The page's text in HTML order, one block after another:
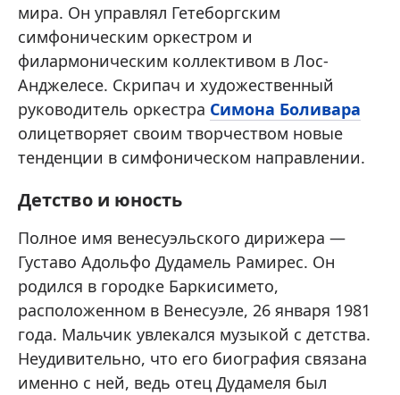
мира. Он управлял Гетеборгским
симфоническим оркестром и
филармоническим коллективом в Лос-
Анджелесе. Скрипач и художественный
руководитель оркестра Симона Боливара
олицетворяет своим творчеством новые
тенденции в симфоническом направлении.
Детство и юность
Полное имя венесуэльского дирижера —
Густаво Адольфо Дудамель Рамирес. Он
родился в городке Баркисимето,
расположенном в Венесуэле, 26 января 1981
года. Мальчик увлекался музыкой с детства.
Неудивительно, что его биография связана
именно с ней, ведь отец Дудамеля был